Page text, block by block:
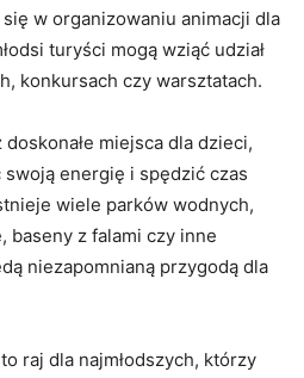
w organizowaniu animacji dla
turyści mogą ⁤wziąć ⁣udział⁤
⁤konkursach czy⁢ warsztatach.
doskonałe ⁢miejsca‍ dla dzieci,
energię i spędzić czas
wiele parków wodnych,⁣
baseny ⁤z‌ falami czy‌ inne
niezapomnianą przygodą dla
⁤ to‍ raj dla najmłodszych, którzy